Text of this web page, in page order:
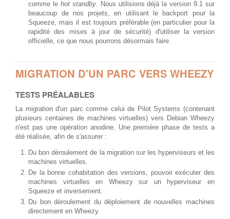
comme le hot standby. Nous utilisions déjà la version 9.1 sur
beaucoup de nos projets, en utilisant le backport pour la
Squeeze, mais il est toujours préférable (en particulier pour la
rapidité des mises à jour de sécurité) d'utiliser la version
officielle, ce que nous pourrons désormais faire.
MIGRATION D'UN PARC VERS WHEEZY
TESTS PRÉALABLES
La migration d'un parc comme celui de Pilot Systems (contenant
plusieurs centaines de machines virtuelles) vers Debian Wheezy
n'est pas une opération anodine. Une première phase de tests a
été réalisée, afin de s'assurer :
Du bon déroulement de la migration sur les hyperviseurs et les
machines virtuelles.
De la bonne cohabitation des versions, pouvoir exécuter des
machines virtuelles en Wheezy sur un hyperviseur en
Squeeze et inversement.
Du bon déroulement du déploiement de nouvelles machines
directement en Wheezy.